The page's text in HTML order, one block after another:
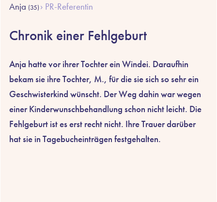
Anja (35) PR-Referentin
Chronik einer Fehlgeburt
Anja hatte vor ihrer Tochter ein Windei. Daraufhin
bekam sie ihre Tochter, M., für die sie sich so sehr ein
Geschwisterkind wünscht. Der Weg dahin war wegen
einer Kinderwunschbehandlung schon nicht leicht. Die
Fehlgeburt ist es erst recht nicht. Ihre Trauer darüber
hat sie in Tagebucheinträgen festgehalten.